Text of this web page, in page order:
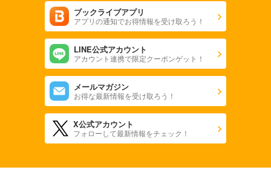
ブックライブアプリ
アプリの通知でお得情報を受け取ろう！
LINE公式アカウント
アカウント連携で限定クーポンゲット！
メールマガジン
お得な最新情報を受け取ろう！
X公式アカウント
フォローして最新情報をチェック！